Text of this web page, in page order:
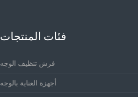
فئات المنتجات
فرش تنظيف الوجه
أجهزة العناية بالوجه